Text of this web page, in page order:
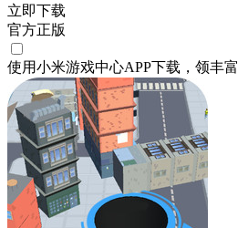
立即下载
官方正版
使用小米游戏中心APP下载 ，领丰